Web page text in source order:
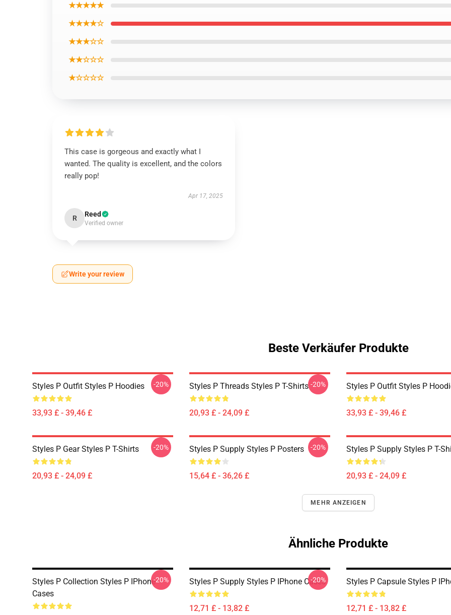
★★★★★
★★★★☆
★★★☆☆
★★☆☆☆
★☆☆☆☆
This case is gorgeous and exactly what I
wanted. The quality is excellent, and the colors
really pop!
Apr 17, 2025
R Reed
Verified owner
Write your review
Beste Verkäufer Produkte
Styles P Outfit Styles P Hoodies
33,93 £ - 39,46 £
-20% Styles P Threads Styles P T-Shirts
20,93 £ - 24,09 £
-20% Styles P Outfit Styles P
33,93 £ - 39,46 £
Styles P Gear Styles P T-Shirts
20,93 £ - 24,09 £
-20% Styles P Supply Styles P Posters
15,64 £ - 36,26 £
-20% Styles P Supply Styles P T-
20,93 £ - 24,09 £
MEHR ANZEIGEN
Ähnliche Produkte
Styles P Collection Styles P IPhone
Cases
-20% Styles P Supply Styles P IPhone Cases
12,71 £ - 13,82 £
-20% Styles P Capsule Styles P
12,71 £ - 13,82 £